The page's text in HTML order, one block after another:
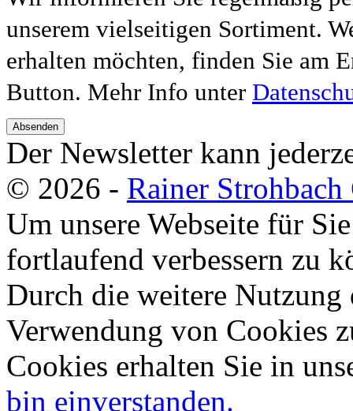
unserem vielseitigen Sortiment.
erhalten möchten, finden Sie am
Button. Mehr Info unter
Absenden
Der Newsletter kann
© 2026 - Rainer
Um unsere Webseite für
fortlaufend verbessern zu
Durch die weitere Nutzung
Verwendung von Cookies
Cookies erhalten Sie in
bin einverstanden.